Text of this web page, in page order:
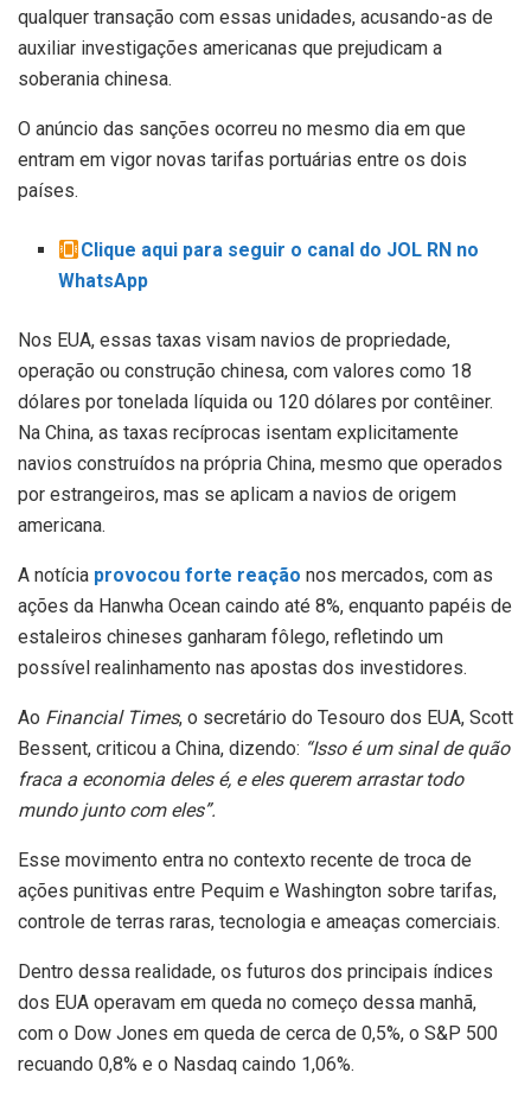
qualquer transação com essas unidades, acusando-as de
auxiliar investigações americanas que prejudicam a
soberania chinesa.
O anúncio das sanções ocorreu no mesmo dia em que
entram em vigor novas tarifas portuárias entre os dois
países.
Clique aqui para seguir o canal do JOL RN no
WhatsApp
Nos EUA, essas taxas visam navios de propriedade,
operação ou construção chinesa, com valores como 18
dólares por tonelada líquida ou 120 dólares por contêiner.
Na China, as taxas recíprocas isentam explicitamente
navios construídos na própria China, mesmo que operados
por estrangeiros, mas se aplicam a navios de origem
americana.
A notícia provocou forte reação nos mercados, com as
ações da Hanwha Ocean caindo até 8%, enquanto papéis de
estaleiros chineses ganharam fôlego, refletindo um
possível realinhamento nas apostas dos investidores.
Ao Financial Times, o secretário do Tesouro dos EUA, Scott
Bessent, criticou a China, dizendo: “Isso é um sinal de quão
fraca a economia deles é, e eles querem arrastar todo
mundo junto com eles”.
Esse movimento entra no contexto recente de troca de
ações punitivas entre Pequim e Washington sobre tarifas,
controle de terras raras, tecnologia e ameaças comerciais.
Dentro dessa realidade, os futuros dos principais índices
dos EUA operavam em queda no começo dessa manhã,
com o Dow Jones em queda de cerca de 0,5%, o S&P 500
recuando 0,8% e o Nasdaq caindo 1,06%.